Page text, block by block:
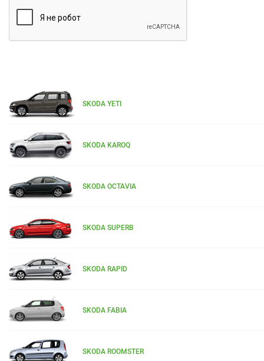
SKODA YETI
SKODA KAROQ
SKODA OCTAVIA
SKODA SUPERB
SKODA RAPID
SKODA FABIA
SKODA ROOMSTER